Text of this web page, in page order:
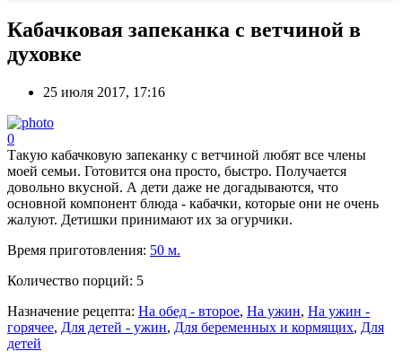
Кабачковая запеканка с ветчиной в
духовке
25 июля 2017, 17:16
0
Такую кабачковую запеканку с ветчиной любят все члены
моей семьи. Готовится она просто, быстро. Получается
довольно вкусной. А дети даже не догадываются, что
основной компонент блюда - кабачки, которые они не очень
жалуют. Детишки принимают их за огурчики.
Время приготовления: 50 м.
Количество порций: 5
Назначение рецепта: На обед - второе, На ужин, На ужин -
горячее, Для детей - ужин, Для беременных и кормящих, Для
детей